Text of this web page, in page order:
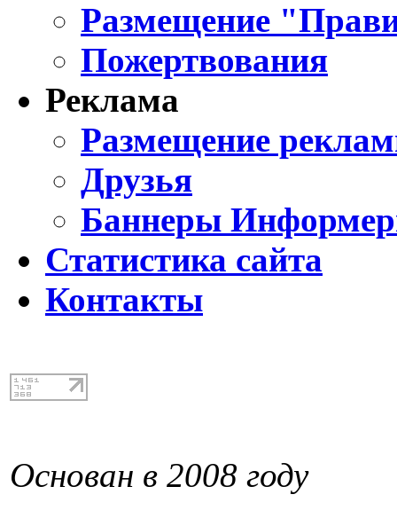
Размещение
Пожертвования
Реклама
Размещение
Друзья
Баннеры
Статистика сайта
Контакты
Основан в 2008 году